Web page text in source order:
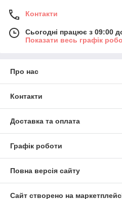
Контакти
Сьогодні працює з 09:00
Показати весь графік
Про нас
Контакти
Доставка та оплата
Графік роботи
Повна версія сайту
Сайт створено на